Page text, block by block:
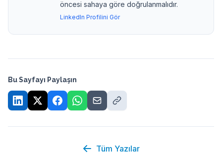
öncesi sahaya göre doğrulanmalıdır.
LinkedIn Profilini Gör
Bu Sayfayı Paylaşın
Tüm Yazılar